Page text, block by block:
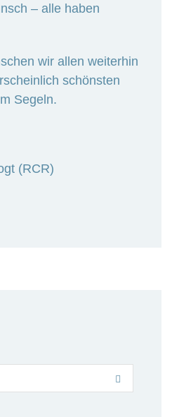
– alle haben
wir allen weiterhin
schönsten
Segeln.
(RCR)